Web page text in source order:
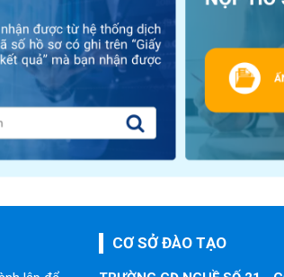
CƠ SỞ ĐÀO TẠO